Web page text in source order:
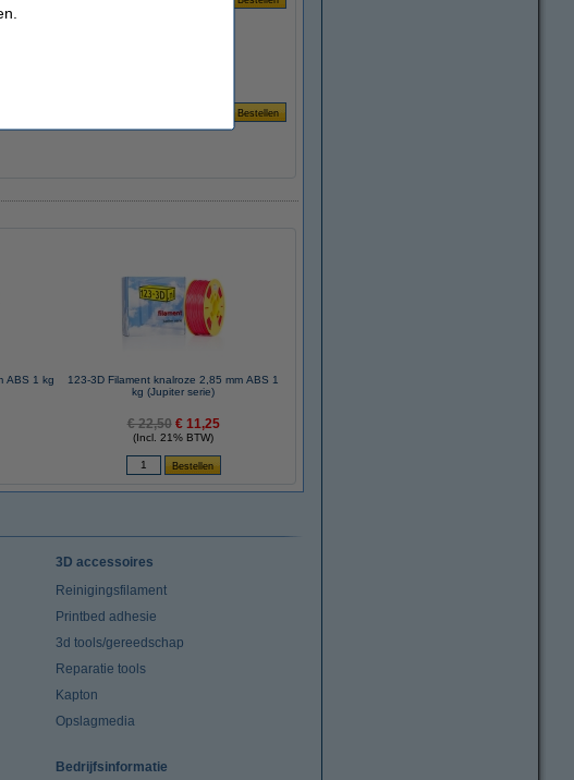
ABS 1 kg
123-3D Filament knalroze 2,85 mm ABS 1
kg (Jupiter serie)
€ 22,50 € 11,25
(Incl. 21% BTW)
3D accessoires
Reinigingsfilament
Printbed adhesie
3d tools/gereedschap
Reparatie tools
Kapton
Opslagmedia
Bedrijfsinformatie